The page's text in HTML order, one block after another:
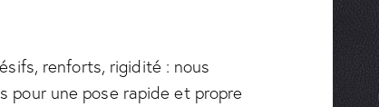
renforts, rigidité : nous
pour une pose rapide et propre